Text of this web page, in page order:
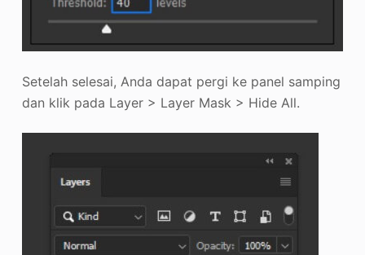
Setelah selesai, Anda dapat pergi ke panel samping
dan klik pada Layer > Layer Mask > Hide All.